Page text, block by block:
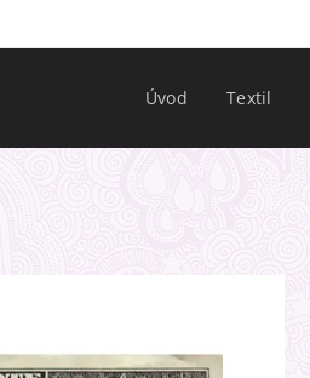
Úvod Textil